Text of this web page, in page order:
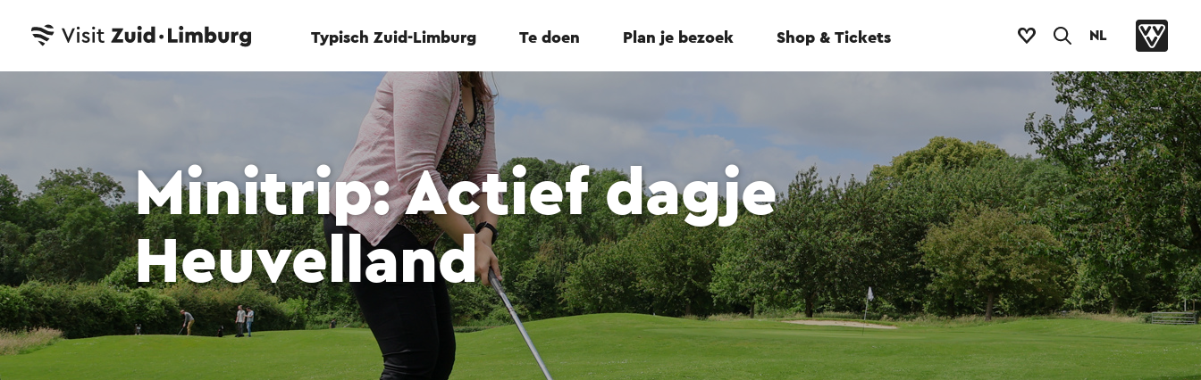
Typisch Zuid-Limburg Te doen Plan je bezoek Shop & Tickets NL
Minitrip: Actief dagje
Heuvelland